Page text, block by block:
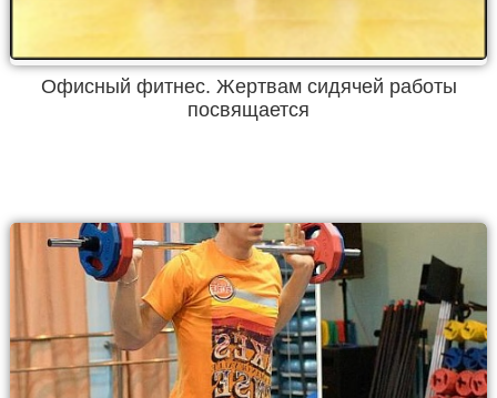
Офисный фитнес. Жертвам сидячей работы
посвящается